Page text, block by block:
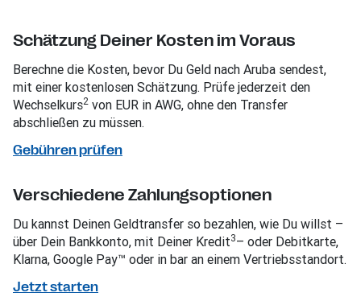
Schätzung Deiner Kosten im Voraus
Berechne die Kosten, bevor Du Geld nach Aruba sendest,
mit einer kostenlosen Schätzung. Prüfe jederzeit den
Wechselkurs2 von EUR in AWG, ohne den Transfer
abschließen zu müssen.
Gebühren prüfen
Verschiedene Zahlungsoptionen
Du kannst Deinen Geldtransfer so bezahlen, wie Du willst –
über Dein Bankkonto, mit Deiner Kredit3– oder Debitkarte,
Klarna, Google Pay™ oder in bar an einem Vertriebsstandort.
Jetzt starten